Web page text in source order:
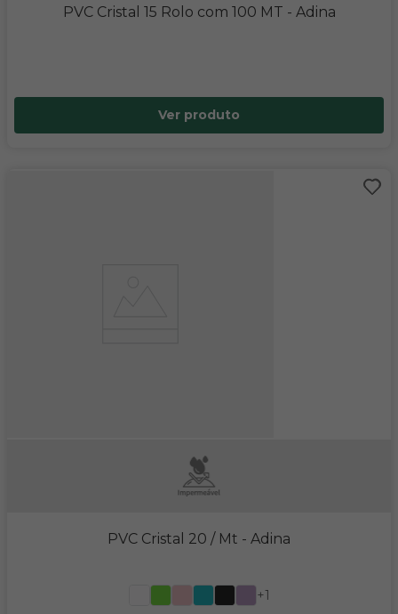
PVC Cristal 15 Rolo com 100 MT - Adina
Ver produto
PVC Cristal 20 / Mt - Adina
+1